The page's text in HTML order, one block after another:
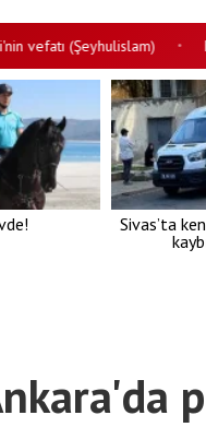
(Şeyhulislam) •
Sivas’ta